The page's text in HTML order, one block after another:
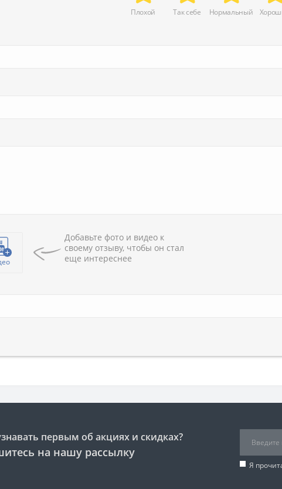
Плохой Так себе Нормальный
Добавьте фото и видео к
своему отзыву, чтобы он стал
еще интереснее
первым об акциях и скидках?
на нашу рассылку
Я